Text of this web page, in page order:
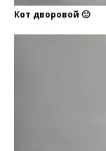
Кот дворовой 🙂